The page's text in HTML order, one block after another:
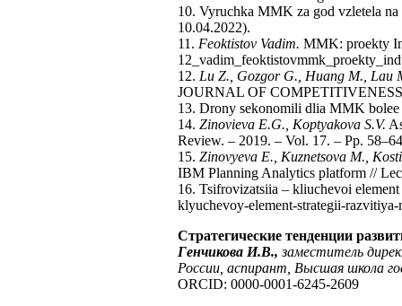
10. Vyruchka MMK za god vzletela
10.04.2022).
11. Feoktistov Vadim. MMK: proekty
12. Lu Z., Gozgor G., Huang M., Lau
JOURNAL OF
13. Drony sekonomili dlia MMK bolee
14. Zinovieva E.G., Koptyakova S.V.
Review. – 2019. – Vol. 17. – Pр.
15. Zinovyeva E., Kuznetsova M.,
IBM Planning Analytics platform //
16. Tsifrovizatsiia – kliuchevoi
klyuchevoy-element-strategii-
Стратегические тенденции
Генчикова И.В.,заместитель
России, аспирант, Высшая школа
ORCID: 0000-0001-6245-2609